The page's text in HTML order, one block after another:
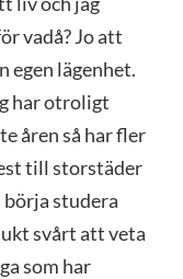
vadå? Jo att
egen lägenhet.
har otroligt
åren så har fler
till storstäder
börja studera
svårt att veta
som har